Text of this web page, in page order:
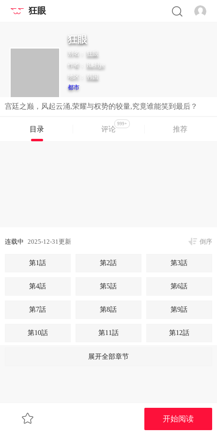
狂眼
狂眼
别名： 狂眼
作者： Ra-Hye
地区： 韩国
都市
宫廷之巅，风起云涌,荣耀与权势的较量,究竟谁能笑到最后？
目录 评论
999+
推荐
连载中 2025-12-31更新 倒序
第1話 第2話 第3話
第4話 第5話 第6話
第7話 第8話 第9話
第10話 第11話 第12話
第14話
第22話
开始阅读
展开全部章节